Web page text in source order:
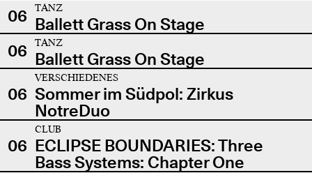
06
TANZ
Ballett Grass On Stage
06
TANZ
Ballett Grass On Stage
06
VERSCHIEDENES
Sommer im Südpol: Zirkus
NotreDuo
06
CLUB
ECLIPSE BOUNDARIES: Three
Bass Systems: Chapter One